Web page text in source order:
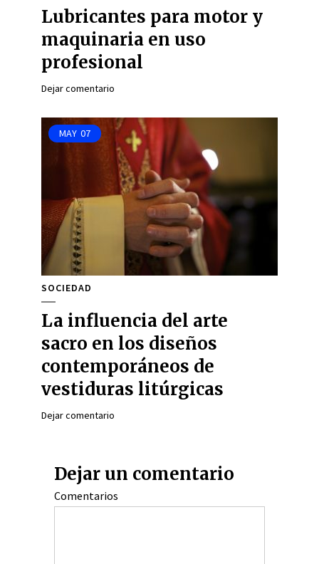
Lubricantes para motor y
maquinaria en uso
profesional
Dejar comentario
MAY 07
SOCIEDAD
La influencia del arte
sacro en los diseños
contemporáneos de
vestiduras litúrgicas
Dejar comentario
Dejar un comentario
Comentarios